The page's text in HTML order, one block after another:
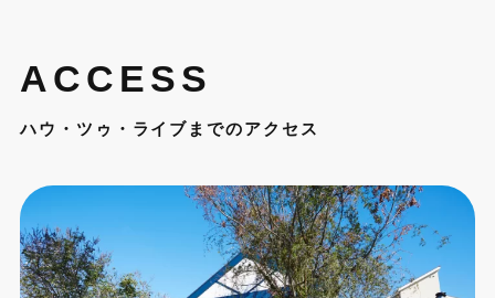
ACCESS
ハウ・ツゥ・ライブまでのアクセス